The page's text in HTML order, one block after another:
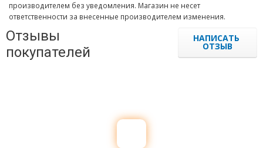
производителем без уведомления. Магазин не несет
ответственности за внесенные производителем изменения.
Отзывы
покупателей
НАПИСАТЬ
ОТЗЫВ